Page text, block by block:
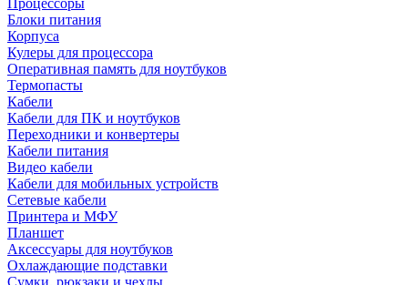
Процессоры
Блоки питания
Корпуса
Кулеры для процессора
Оперативная память для ноутбуков
Термопасты
Кабели
Кабели для ПК и ноутбуков
Переходники и конвертеры
Кабели питания
Видео кабели
Кабели для мобильных устройств
Сетевые кабели
Принтера и МФУ
Планшет
Аксессуары для ноутбуков
Охлаждающие подставки
Сумки, рюкзаки и чехлы